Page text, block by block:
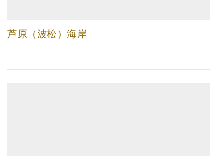
芦原（波松）海岸
...